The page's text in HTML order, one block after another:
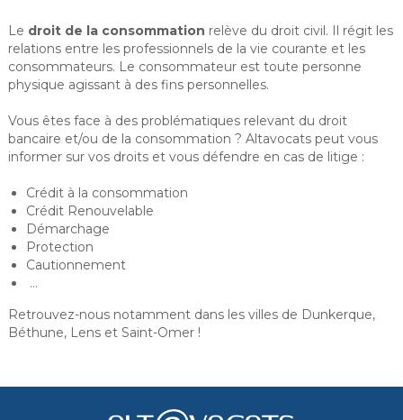
Le droit de la consommation relève du droit civil. Il régit les
relations entre les professionnels de la vie courante et les
consommateurs. Le consommateur est toute personne
physique agissant à des fins personnelles.
Vous êtes face à des problématiques relevant du droit
bancaire et/ou de la consommation ? Altavocats peut vous
informer sur vos droits et vous défendre en cas de litige :
Crédit à la consommation
Crédit Renouvelable
Démarchage
Protection
Cautionnement
…
Retrouvez-nous notamment dans les villes de Dunkerque,
Béthune, Lens et Saint-Omer !